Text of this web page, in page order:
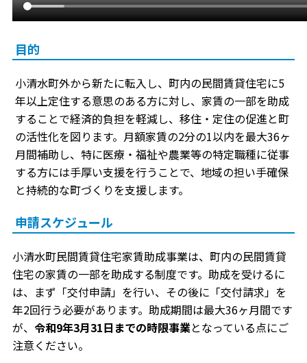
目的
小清水町外から新たに転入し、町内の民間賃貸住宅に5
年以上定住する意思のある方に対し、家賃の一部を助成
することで経済的負担を軽減し、移住・定住の促進と町
の活性化を図ります。月額家賃の2分の1以内を最大36ヶ
月間補助し、特に医療・福祉や農業等の特定職種に従事
する方には手厚い支援を行うことで、地域の担い手確保
と持続的な町づくりを支援します。
申請スケジュール
小清水町民間賃貸住宅家賃助成事業は、町内の民間賃貸
住宅の家賃の一部を助成する制度です。助成を受けるに
は、まず「交付申請」を行い、その後に「交付請求」を
年2回行う必要があります。助成期間は最大36ヶ月間です
が、 令和9年3月31日までの時限事業となっている点にご
注意ください。